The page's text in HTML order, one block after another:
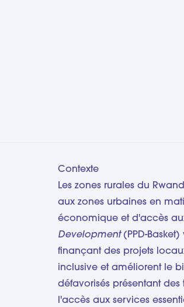
Contexte
Les zones rurales du
aux zones urbaines en
économique et d'accès
Development(PPD-
finançant des projets
inclusive et améliorent le
défavorisés présentant
l'accès aux services